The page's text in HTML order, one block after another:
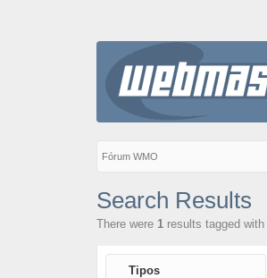
Fórum WMO
Search Results
There were 1results tagged with
Tipos